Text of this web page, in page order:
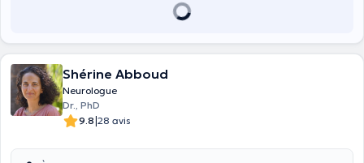
Shérine Abboud
Neurologue
Dr., PhD
9.8|28 avis